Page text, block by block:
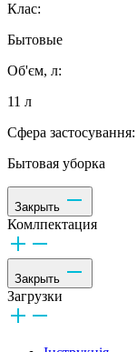
Клас:
Бытовые
Об'єм, л:
11 л
Сфера застосування:
Бытовая уборка
Закрыть
Комлпектация
Закрыть
Загрузки